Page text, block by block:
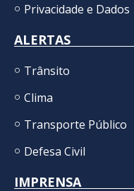
Privacidade e Dados
ALERTAS
Trânsito
Clima
Transporte Público
Defesa Civil
IMPRENSA